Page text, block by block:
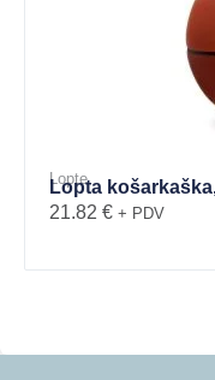
Lopte
Lopta
21.82 € + PDV